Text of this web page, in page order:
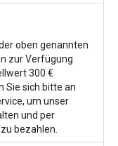
oben genannten
zur Verfügung
300 €
Sie sich bitte an
um unser
und per
bezahlen.